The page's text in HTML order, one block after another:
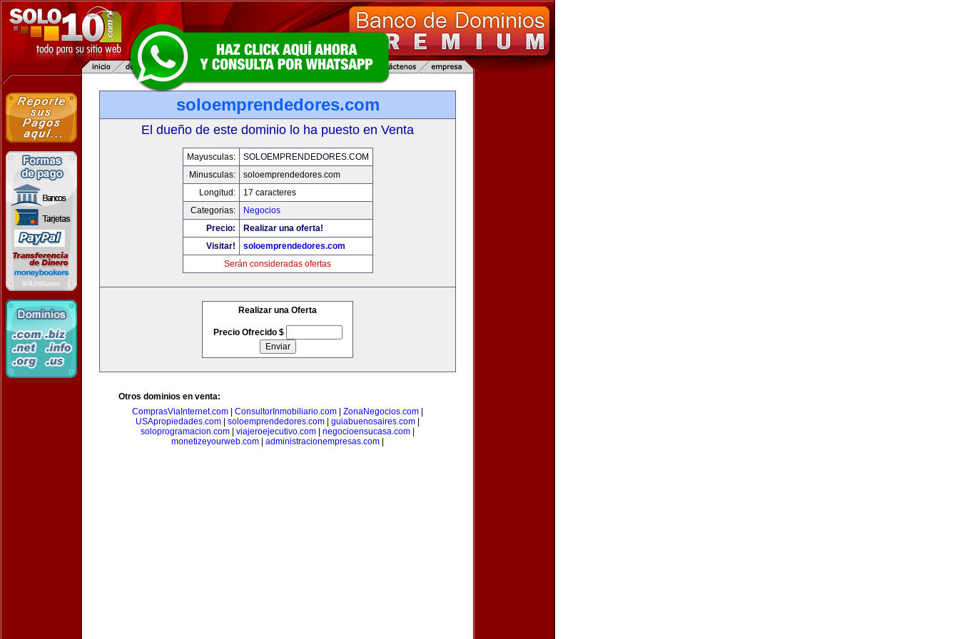
soloemprendedores.com
El dueño de este dominio lo ha puesto en Venta
Mayusculas:
SOLOEMPRENDEDORES.COM
Minusculas:
soloemprendedores.com
Longitud:
17 caracteres
Categorias:
Negocios
Precio:
Realizar una oferta!
Visitar!
soloemprendedores.com
Serán consideradas ofertas
Realizar una Oferta
Precio Ofrecido $
Otros dominios en venta:
ComprasViaInternet.com
ConsultorInmobiliario.com ZonaNegocios.com
USApropiedades.com
soloemprendedores.com guiabuenosaires.com
soloprogramacion.com
viajeroejecutivo.com negocioensucasa.com
monetizeyourweb.com
administracionempresas.com